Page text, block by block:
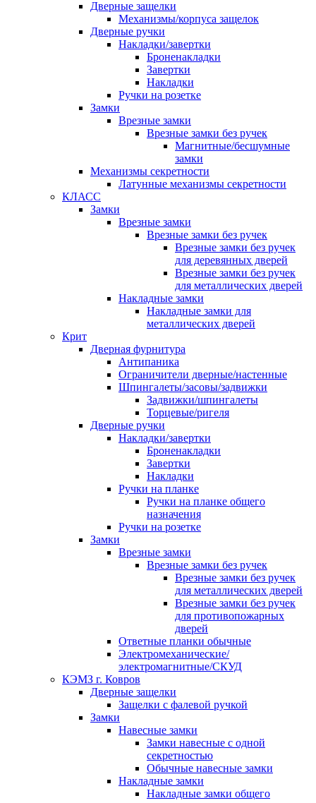
Дверные защелки
Механизмы/корпуса защелок
Дверные ручки
Накладки/завертки
Броненакладки
Завертки
Накладки
Ручки на розетке
Замки
Врезные замки
Врезные замки без ручек
Магнитные/бесшумные
замки
Механизмы секретности
Латунные механизмы секретности
КЛАСС
Замки
Врезные замки
Врезные замки без ручек
Врезные замки без ручек
для деревянных дверей
Врезные замки без ручек
для металлических дверей
Накладные замки
Накладные замки для
металлических дверей
Крит
Дверная фурнитура
Антипаника
Ограничители дверные/настенные
Шпингалеты/засовы/задвижки
Задвижки/шпингалеты
Торцевые/ригеля
Дверные ручки
Накладки/завертки
Броненакладки
Завертки
Накладки
Ручки на планке
Ручки на планке общего
назначения
Ручки на розетке
Замки
Врезные замки
Врезные замки без ручек
Врезные замки без ручек
для металлических дверей
Врезные замки без ручек
для противопожарных
дверей
Ответные планки обычные
Электромеханические/
электромагнитные/СКУД
КЭМЗ г. Ковров
Дверные защелки
Защелки с фалевой ручкой
Замки
Навесные замки
Замки навесные с одной
секретностью
Обычные навесные замки
Накладные замки
Накладные замки общего